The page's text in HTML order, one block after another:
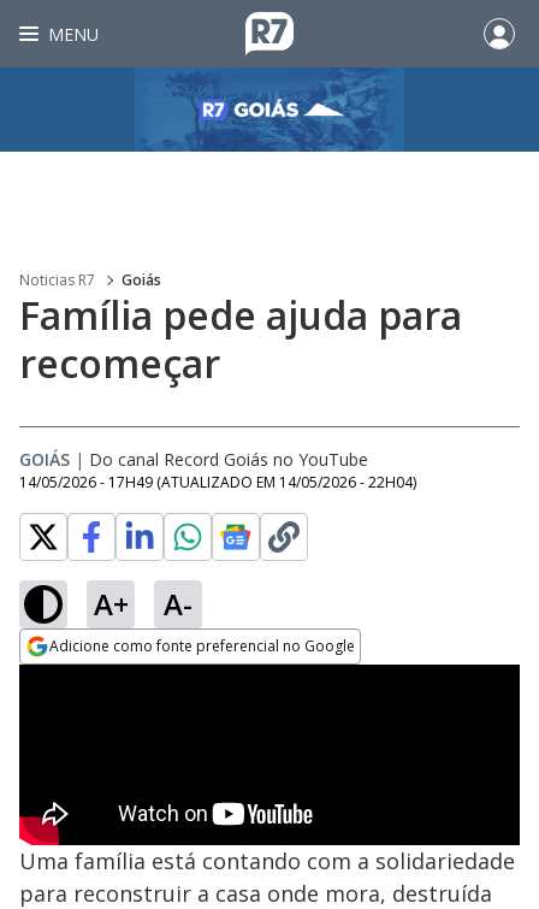
MENU
Noticias R7 Goiás
Família pede ajuda para
recomeçar
GOIÁS | Do canal Record Goiás no YouTube
14/05/2026 - 17H49 (ATUALIZADO EM 14/05/2026 - 22H04)
A+ A-
Adicione como fonte preferencial no Google
Uma família está contando com a solidariedade
para reconstruir a casa onde mora, destruída